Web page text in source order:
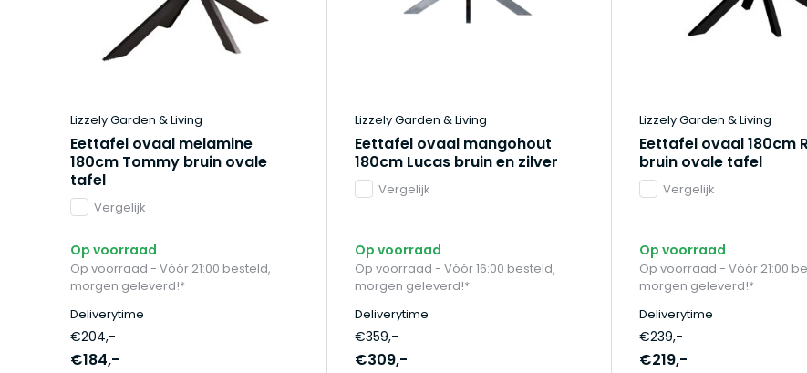
Lizzely Garden & Living
Eettafel ovaal melamine
180cm Tommy bruin ovale
tafel
Vergelijk
Op voorraad
Op voorraad - Vóór 21:00 besteld,
morgen geleverd!*
Deliverytime
€204,-
€184,-
Lizzely Garden & Living
Eettafel ovaal mangohout
180cm Lucas bruin en zilver
Vergelijk
Op voorraad
Op voorraad - Vóór 16:00 besteld,
morgen geleverd!*
Deliverytime
€359,-
€309,-
Lizzely Garden & Living
Eettafel ovaal 180cm
bruin ovale tafel
Vergelijk
Op voorraad
Op voorraad - Vóór 21:00
morgen geleverd!*
Deliverytime
€239,-
€219,-